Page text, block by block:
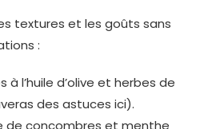
textures et les goûts sans
:
à l’huile d’olive et herbes de
des astuces ici).
de concombres et menthe